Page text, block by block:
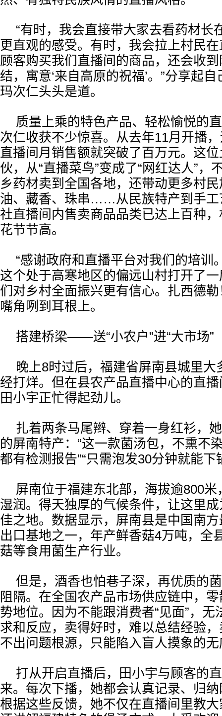
“有时，我会直接带大家去看药材长
更直观的感受。有时，我会拉上村民
顾客购买我们直播间的商品，还会收
结，寓意‘来自高原的祝福’。”分享起
玛次仁头头是道。
质量上乘的特色产品、轻松愉悦的
次仁收获不少惊喜。从去年11月开播
直播间月销售额就突破了百万元。这
伙，从“直播菜鸟”变成了“网红达人”，
乡药材卖到全国各地，还带动更多村
油、藏香、珠串……从民族特产到手工
社直播间内售卖商品品类已达上百种
花节节高。
“感谢政府和直播平台对我们的培训
这个处于高寒地区的偏远山村打开了
们对乡村全面振兴更有信心。扎西德勒
嘴角咧到耳根上。
搭建桥梁——送“小农户”进“大市场”
晚上8时过后，福建省屏南县城里大
经打烊。但在县农产品直播中心的直播
田小宇正忙得起劲儿。
扎着两条马尾辫、穿着一身红衫，
的屏南特产：“这一款菌汤包，不熏不
都有检测报告”“只需泡发30分钟就能
屏南位于福建东北部，海拔逾800
湿润。得天独厚的气候条件，让这里
佳之地。数据显示，屏南县是中国南
出口基地之一，年产鲜香菇4万吨，全
菇等食用菌生产行业。
但是，酒香也怕巷子深，再优质的
阻隔。在全国农产品市场供应链中，
势地位。因为不能跟消费者“见面”，无
求和反应，卖得好时，难以总结经验
不出问题根源，只能陷入盲人摸象的
打从开启直播后，田小宇与顾客的
来。每次下播，她都会认真记录、归
根据这些反馈，她不仅在直播间里教